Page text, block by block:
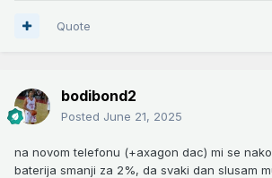
Quote
bodibond2
Posted June 21, 2025
na novom telefonu (+axagon dac) mi se
baterija smanji za 2%, da svaki dan slusam